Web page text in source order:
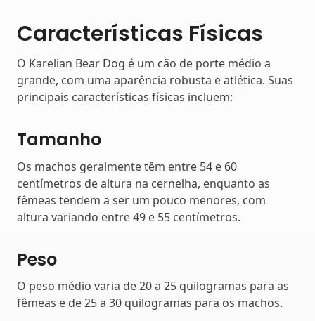
Características Físicas
O Karelian Bear Dog é um cão de porte médio a
grande, com uma aparência robusta e atlética. Suas
principais características físicas incluem:
Tamanho
Os machos geralmente têm entre 54 e 60
centímetros de altura na cernelha, enquanto as
fêmeas tendem a ser um pouco menores, com
altura variando entre 49 e 55 centímetros.
Peso
O peso médio varia de 20 a 25 quilogramas para as
fêmeas e de 25 a 30 quilogramas para os machos.